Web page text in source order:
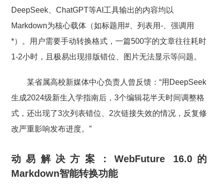
DeepSeek、ChatGPT等AI工具输出的内容均以
Markdown为核心载体（如标题用#、列表用-、强调用
*）。用户需要手动转换格式，一篇500字的文章往往耗时
1-2小时，且极易出现排版错位、图片无法显示等问题。
某省属高校新媒体中心负责人曾反馈：“用DeepSeek
生成2024级新生入学指南后，3个编辑花半天时间调整格
式，还出现了3次列表错位、2次链接失效的情况，反复修
改严重影响发布进度。”
动易解决方案：WebFuture 16.0的
Markdown智能转换功能